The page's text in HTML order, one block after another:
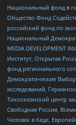
Национальный фонд в
Общество Фонд
российский фонд по
Национальный
MEDIA DEVELOPMENT
Институт, Открытая
фонд регионального
Демократические
исследований,
Тихоокеанский центр
Свободная Россия,
Человек в беде,